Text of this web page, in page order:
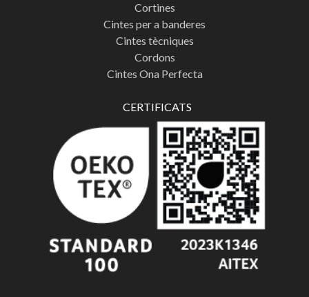
Cortines
Cintes per a banderes
Cintes tècniques
Cordons
Cintes Ona Perfecta
CERTIFICATS